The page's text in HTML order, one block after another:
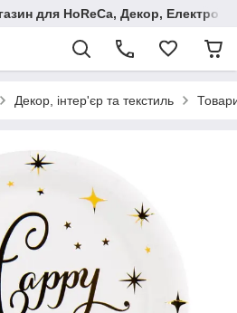
для HoReCa, Декор,
Декор, інтер'єр та текстиль